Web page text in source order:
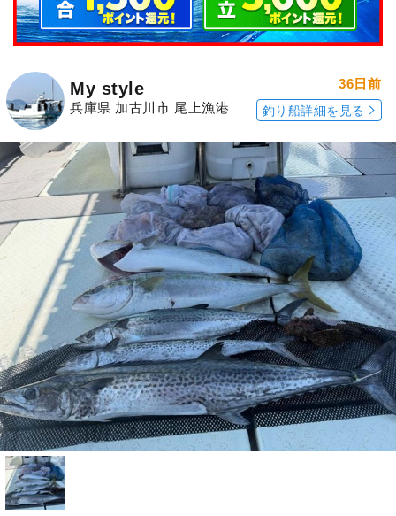
My style
兵庫県 加古川市 尾上漁港
36日前
釣り船詳細を見る